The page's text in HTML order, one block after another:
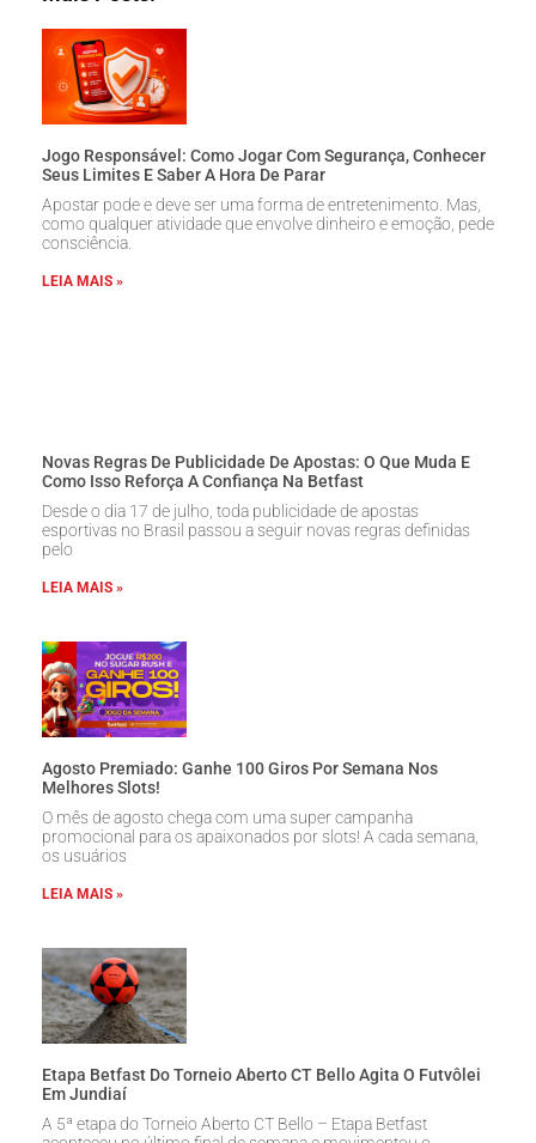
Jogo Responsável: Como Jogar Com Segurança, Conhecer
Seus Limites E Saber A Hora De Parar
Apostar pode e deve ser uma forma de entretenimento. Mas,
como qualquer atividade que envolve dinheiro e emoção, pede
consciência.
LEIA MAIS »
Novas Regras De Publicidade De Apostas: O Que Muda E
Como Isso Reforça A Confiança Na Betfast
Desde o dia 17 de julho, toda publicidade de apostas
esportivas no Brasil passou a seguir novas regras definidas
pelo
LEIA MAIS »
Agosto Premiado: Ganhe 100 Giros Por Semana Nos
Melhores Slots!
O mês de agosto chega com uma super campanha
promocional para os apaixonados por slots! A cada semana,
os usuários
LEIA MAIS »
Etapa Betfast Do Torneio Aberto CT Bello Agita O Futvôlei
Em Jundiaí
A 5ª etapa do Torneio Aberto CT Bello – Etapa Betfast